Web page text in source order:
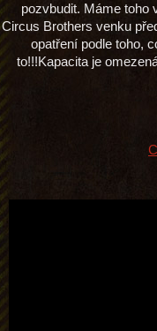
pozvbudit. Máme toho
Circus Brothers venku
opatření podle toho,
to!!!Kapacita je